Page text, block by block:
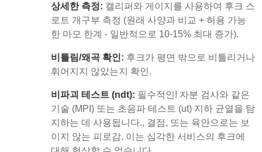
상세한 측정: 캘리퍼와 게이지를 사용하여 후크 스
로트 개구부 측정 (원래 사양과 비교 + 허용 가능
한 마모 한계 - 일반적으로 10-15% 최대 증가).
비틀림/왜곡 확인: 후크가 평면 밖으로 비틀리거나
휘어지지 않았는지 확인.
비파괴 테스트 (ndt): 필수적인! 자분 검사와 같은
기술 (MPI) 또는 초음파 테스트 (ut) 지하 균열을 탐
지하는 데 사용됩니다., 결점, 또는 육안으로는 보
이지 않는 피로감. 이는 심각한 서비스의 후크에